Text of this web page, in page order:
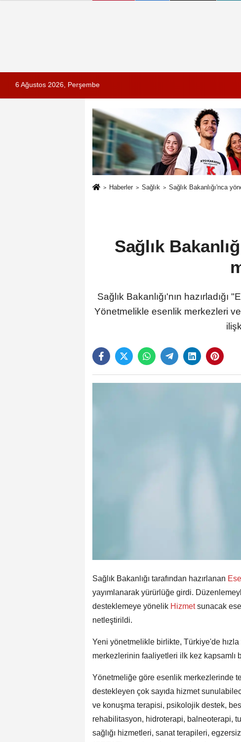
6 Ağustos 2026, Perşembe
Haberler Sağlık Sağlık Bakanlığı'nca
Sağlık
Sağlık Bakanlığı'nın
Yönetmelikle esenlik merkezleri
Sağlık Bakanlığı tarafından hazırlanan
yayımlanarak yürürlüğe girdi.
desteklemeye yönelik Hizmetsunacak
netleştirildi.
Yeni yönetmelikle birlikte, Türkiye'de
merkezlerinin faaliyetleri ilk kez kapsamlı
Yönetmeliğe göre esenlik merkezlerinde
destekleyen çok sayıda hizmet
ve konuşma terapisi, psikolojik destek,
rehabilitasyon, hidroterapi, balneoterapi,
sağlığı hizmetleri, sanat terapileri,